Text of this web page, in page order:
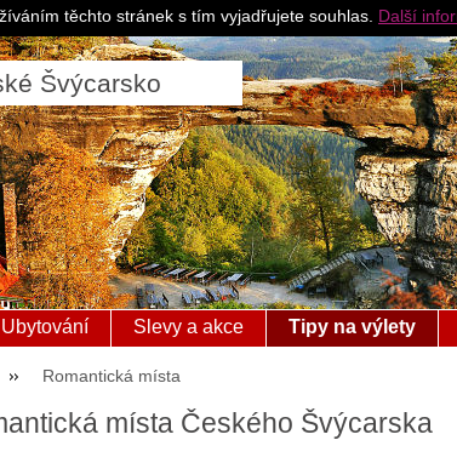
Švýcarsko
Pro ubytovatele
Ubytování Slevy a akce Tipy na výlety
Romantická místa
místa Českého Švýcarska
těchto stránek s tím vyjadřujete souhlas. Další